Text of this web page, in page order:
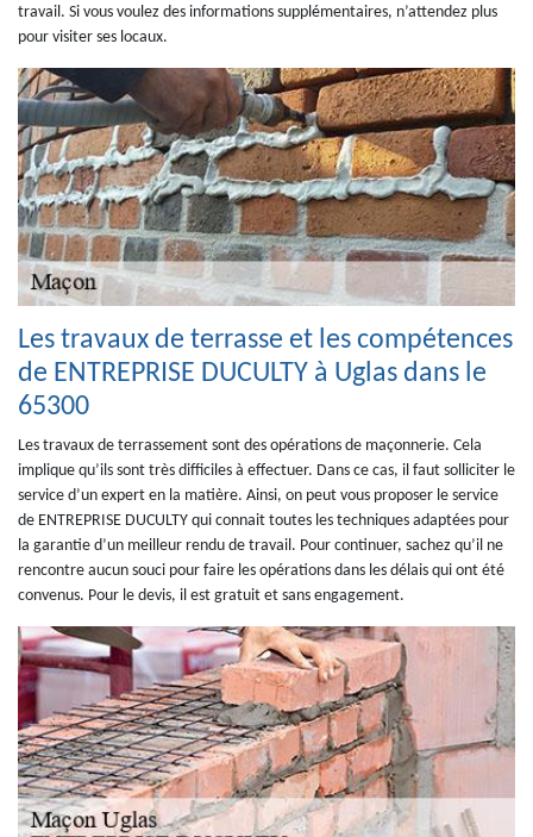
travail. Si vous voulez des informations supplémentaires, n’attendez plus
pour visiter ses locaux.
Les travaux de terrasse et les compétences
de ENTREPRISE DUCULTY à Uglas dans le
65300
Les travaux de terrassement sont des opérations de maçonnerie. Cela
implique qu’ils sont très difficiles à effectuer. Dans ce cas, il faut solliciter le
service d’un expert en la matière. Ainsi, on peut vous proposer le service
de ENTREPRISE DUCULTY qui connait toutes les techniques adaptées pour
la garantie d’un meilleur rendu de travail. Pour continuer, sachez qu’il ne
rencontre aucun souci pour faire les opérations dans les délais qui ont été
convenus. Pour le devis, il est gratuit et sans engagement.